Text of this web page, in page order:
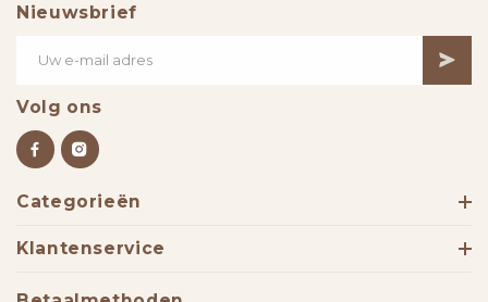
Nieuwsbrief
Volg ons
Categorieën
Klantenservice